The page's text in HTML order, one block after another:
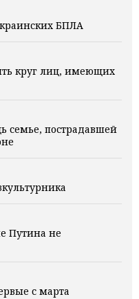
БПЛА
круг лиц, имеющих
семье, пострадавшей
Путина не
с марта